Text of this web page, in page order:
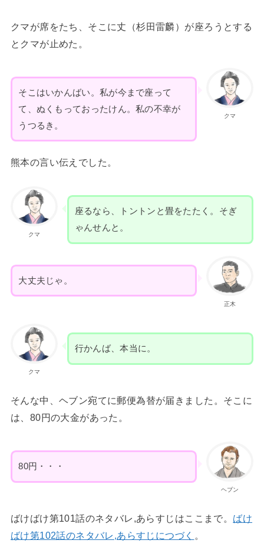
クマが席をたち、そこに丈（杉田雷麟）が座ろうとする
とクマが止めた。
クマ
そこはいかんばい。私が今まで座って
て、ぬくもっておったけん。私の不幸が
うつるき。
熊本の言い伝えでした。
クマ
座るなら、トントンと畳をたたく。そぎ
ゃんせんと。
正木
大丈夫じゃ。
クマ
行かんば、本当に。
そんな中、ヘブン宛てに郵便為替が届きました。そこに
は、80円の大金があった。
ヘブン
80円・・・
ばけばけ第101話のネタバレ,あらすじはここまで。 ばけ
ばけ第102話のネタバレ,あらすじにつづく 。